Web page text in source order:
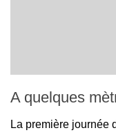
A quelques
La première journée